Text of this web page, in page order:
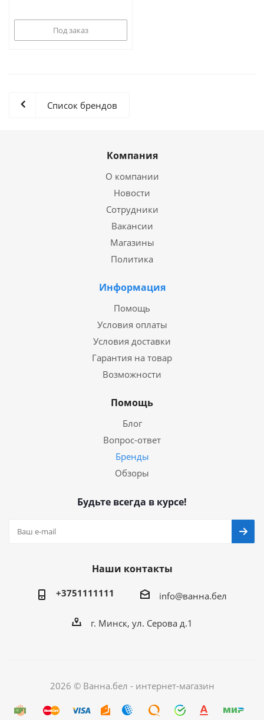
Под заказ
Список брендов
Компания
О компании
Новости
Сотрудники
Вакансии
Магазины
Политика
Информация
Помощь
Условия оплаты
Условия доставки
Гарантия на товар
Возможности
Помощь
Блог
Вопрос-ответ
Бренды
Обзоры
Будьте всегда в курсе!
Наши контакты
+3751111111 info@ванна.бел
г. Минск, ул. Серова д.1
2026 © Ванна.бел - интернет-магазин